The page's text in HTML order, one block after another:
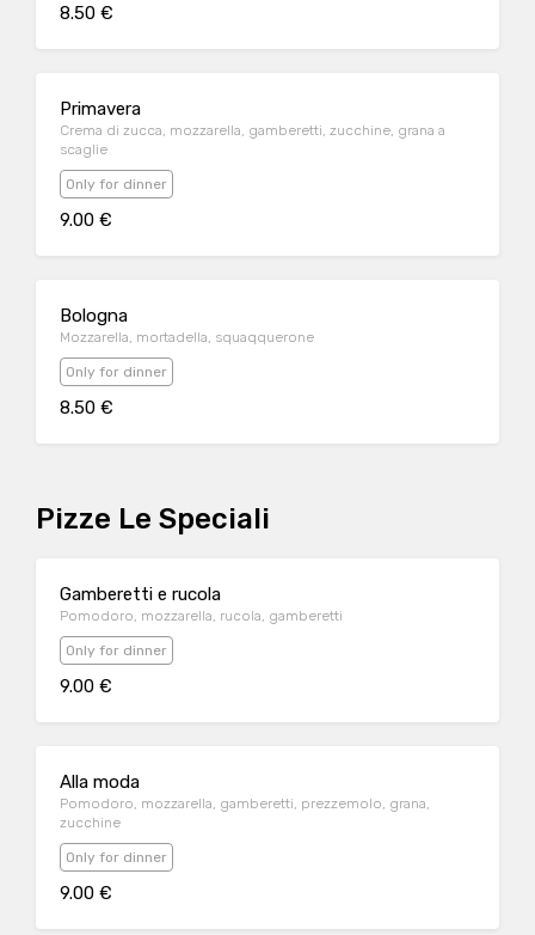
8.50 €
Primavera
Crema di zucca, mozzarella, gamberetti, zucchine, grana a
scaglie
Only for dinner
9.00 €
Bologna
Mozzarella, mortadella, squaqquerone
Only for dinner
8.50 €
Pizze Le Speciali
Gamberetti e rucola
Pomodoro, mozzarella, rucola, gamberetti
Only for dinner
9.00 €
Alla moda
Pomodoro, mozzarella, gamberetti, prezzemolo, grana,
zucchine
Only for dinner
9.00 €